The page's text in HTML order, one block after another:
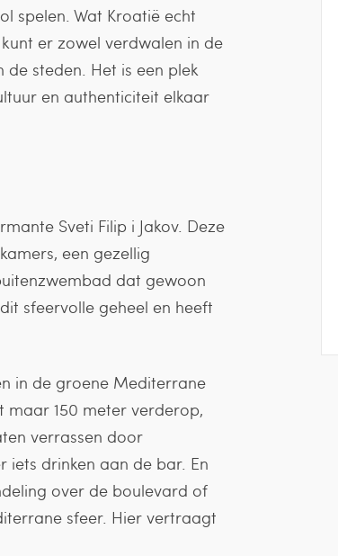
spelen. Wat Kroatië echt
er zowel verdwalen in de
steden. Het is een plek
en authenticiteit elkaar
Sveti Filip i Jakov. Deze
een gezellig
dat gewoon
sfeervolle geheel en heeft
in de groene Mediterrane
150 meter verderop,
verrassen door
iets drinken aan de bar. En
over de boulevard of
sfeer. Hier vertraagt